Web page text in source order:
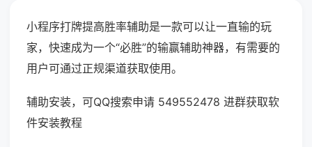
小程序打牌提高胜率辅助是一款可以让一直输的玩
家，快速成为一个“必胜”的输赢辅助神器，有需要的
用户可通过正规渠道获取使用。
辅助安装，可QQ搜索申请 549552478 进群获取软
件安装教程